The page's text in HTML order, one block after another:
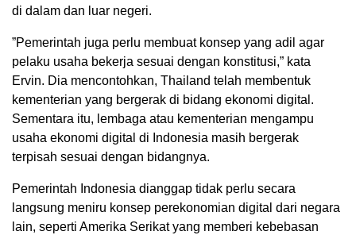
di dalam dan luar negeri.
”Pemerintah juga perlu membuat konsep yang adil agar
pelaku usaha bekerja sesuai dengan konstitusi,” kata
Ervin. Dia mencontohkan, Thailand telah membentuk
kementerian yang bergerak di bidang ekonomi digital.
Sementara itu, lembaga atau kementerian mengampu
usaha ekonomi digital di Indonesia masih bergerak
terpisah sesuai dengan bidangnya.
Pemerintah Indonesia dianggap tidak perlu secara
langsung meniru konsep perekonomian digital dari negara
lain, seperti Amerika Serikat yang memberi kebebasan